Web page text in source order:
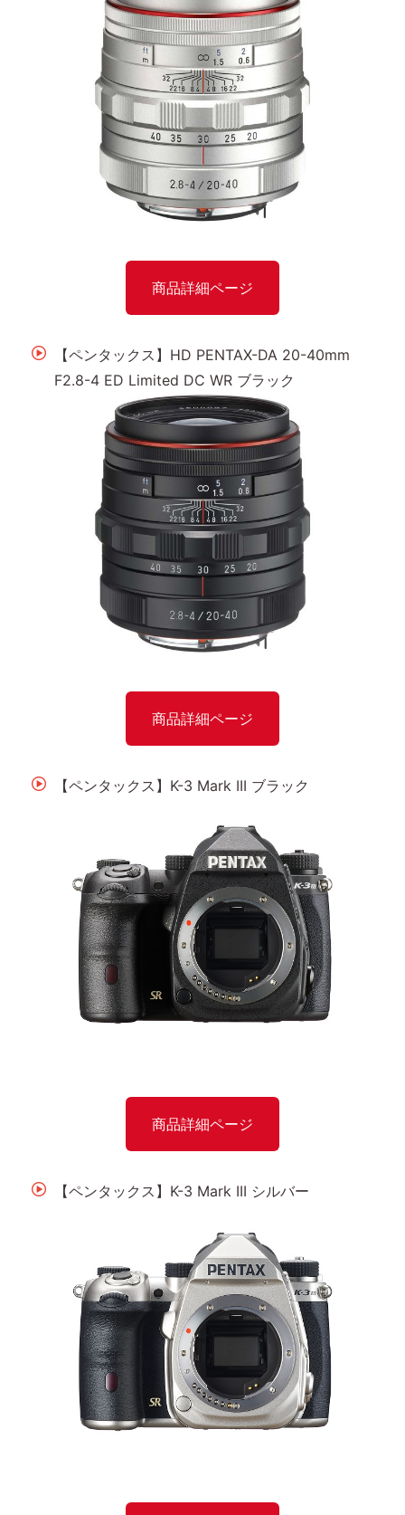
商品詳細ページ
【ペンタックス】HD PENTAX-DA 20-40mm
F2.8-4 ED Limited DC WR ブラック
商品詳細ページ
【ペンタックス】K-3 Mark III ブラック
商品詳細ページ
【ペンタックス】K-3 Mark III シルバー